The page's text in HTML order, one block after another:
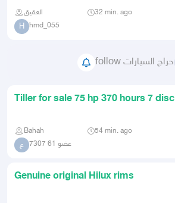
العقيق 32 min. ago
H hmd_055
follow حراج السيارات
Tiller for sale 75 hp 370 hours 7 disc
Bahah 54 min. ago
ع عضو 61 7307
Genuine original Hilux rims